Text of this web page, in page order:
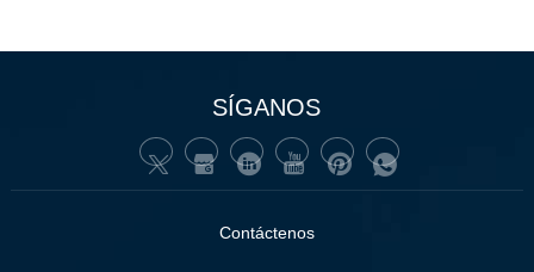
SÍGANOS
Contáctenos